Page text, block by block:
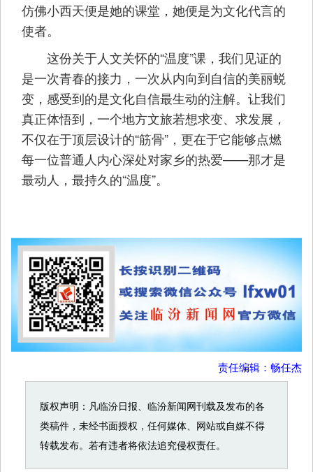
仿佛小西天便是她的课堂，她便是为文化代言的
使者。
这份关于人文关怀的“温度”课，我们见证的
是一次青春的接力，一次从内向到自信的美丽蜕
变，感受到的是文化自信最生动的注解。让我们
真正体悟到，一个地方文旅若想求变、求发展，
不仅在于顶层设计的“筋骨”，更在于它能够点燃
每一位普通人内心深处对家乡的热爱——那才是
最动人，最持久的“温度”。
责任编辑：畅任杰
版权声明：凡临汾日报、临汾新闻网刊载及发布的各
类稿件，未经书面授权，任何媒体、网站或自媒不得
转载发布。若有违者将依法追究侵权责任。